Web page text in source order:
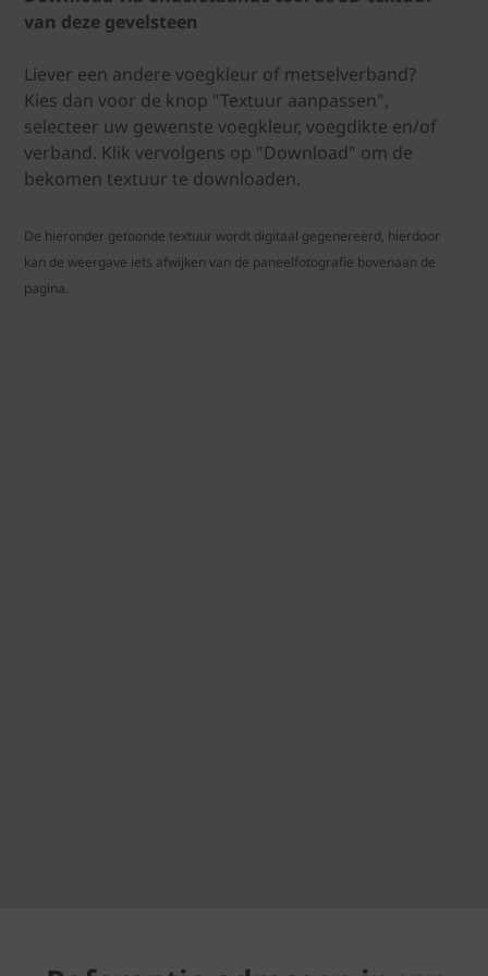
van deze gevelsteen
Liever een andere voegkleur of metselverband?
Kies dan voor de knop "Textuur aanpassen",
selecteer uw gewenste voegkleur, voegdikte en/of
verband. Klik vervolgens op "Download" om de
bekomen textuur te downloaden.
De hieronder getoonde textuur wordt digitaal gegenereerd, hierdoor
kan de weergave iets afwijken van de paneelfotografie bovenaan de
pagina.